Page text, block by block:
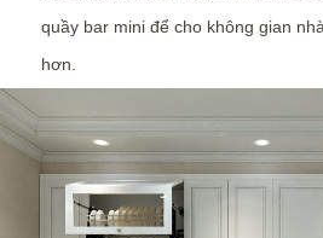
quầy bar mini để cho không gian
hơn.